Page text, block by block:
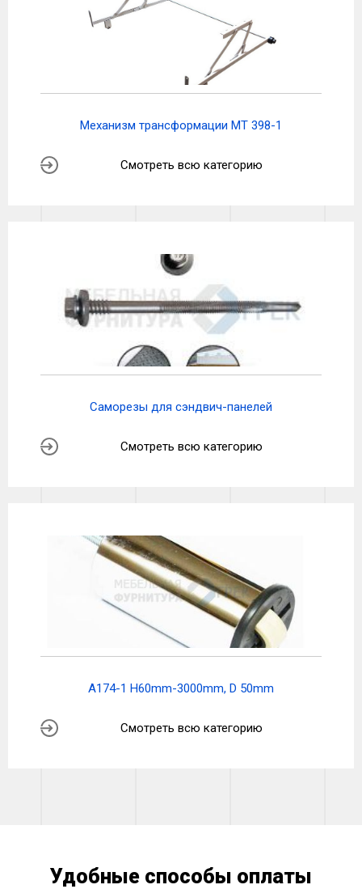
Механизм трансформации МТ 398-1
Смотреть всю категорию
Саморезы для сэндвич-панелей
Смотреть всю категорию
A174-1 H60mm-3000mm, D 50mm
Смотреть всю категорию
Удобные способы оплаты